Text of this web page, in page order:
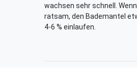
wachsen sehr schnell.
ratsam, den Bademantel
4-6 % einlaufen.